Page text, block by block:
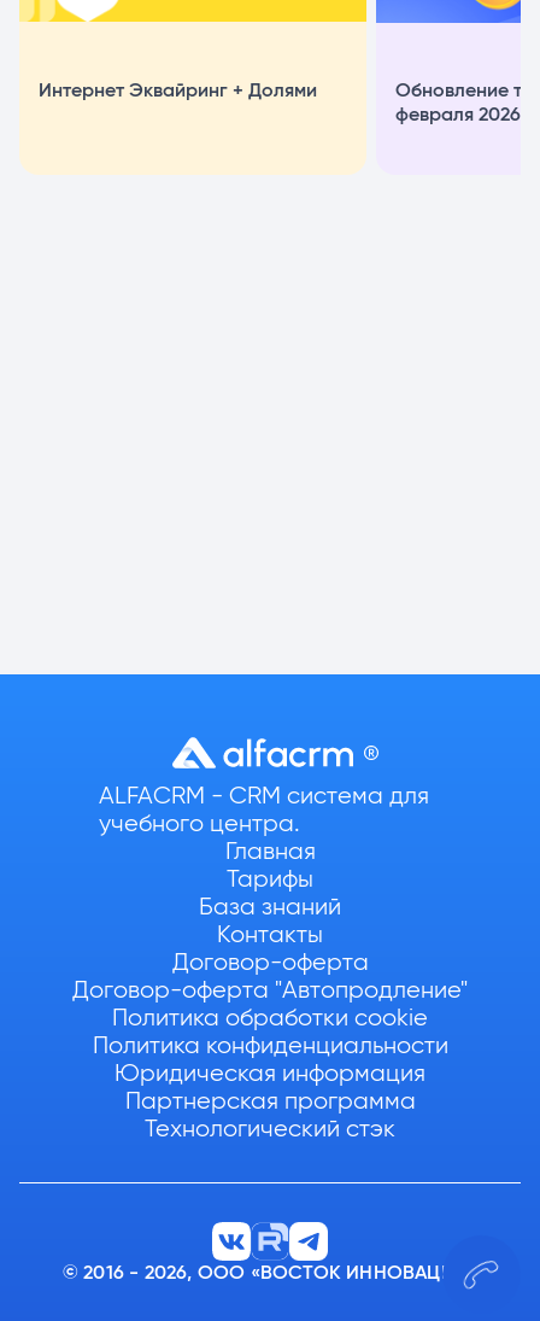
Интернет Эквайринг + Долями
Обновление
февраля 2026
ALFACRM - CRM система для
учебного центра.
Главная
Тарифы
База знаний
Контакты
Договор-оферта
Договор-оферта "Автопродление"
Политика обработки cookie
Политика конфиденциальности
Юридическая информация
Партнерская программа
Технологический стэк
© 2016 - 2026, ООО «ВОСТОК ИННОВАЦИИ»